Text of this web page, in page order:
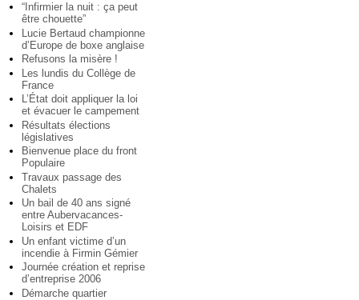
“Infirmier la nuit : ça peut
être chouette”
Lucie Bertaud championne
d’Europe de boxe anglaise
Refusons la misère !
Les lundis du Collège de
France
L’État doit appliquer la loi
et évacuer le campement
Résultats élections
législatives
Bienvenue place du front
Populaire
Travaux passage des
Chalets
Un bail de 40 ans signé
entre Aubervacances-
Loisirs et EDF
Un enfant victime d’un
incendie à Firmin Gémier
Journée création et reprise
d’entreprise 2006
Démarche quartier